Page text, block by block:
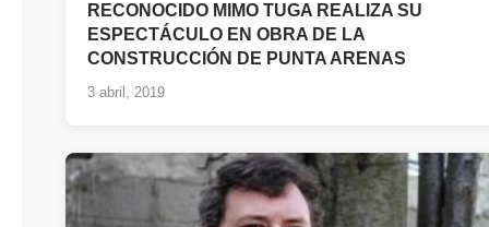
RECONOCIDO MIMO TUGA REALIZA SU
ESPECTÁCULO EN OBRA DE LA
CONSTRUCCIÓN DE PUNTA ARENAS
3 abril, 2019